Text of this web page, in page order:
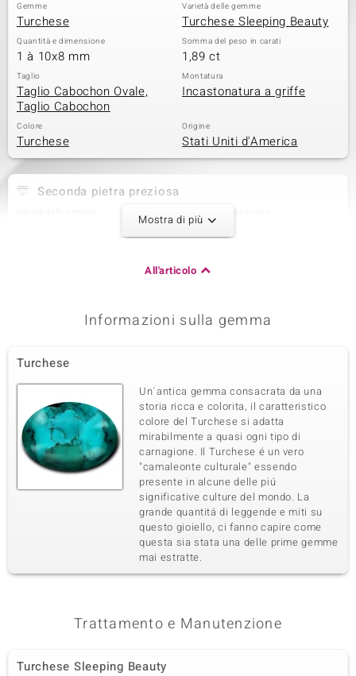
Gemme
Turchese
Varietà delle gemme
Turchese Sleeping Beauty
Quantità e dimensione
1 à 10x8 mm
Somma del peso in carati
1,89 ct
Taglio
Taglio Cabochon Ovale,
Taglio Cabochon
Montatura
Incastonatura a griffe
Colore
Turchese
Origine
Stati Uniti d'America
Seconda pietra preziosa
Quantità e dimensione
5 à 7x5 mm
Taglio Ovale
Varietà delle gemme
Spinello Nero
Somma del peso in carati
2,25 ct
Taglio
Taglio a cuore
Montatura
Incastonatura a griffe
Origine
Thailandia
Quarta pietra preziosa
Quantità e dimensione
21 à 1,5 mm
0,397 ct
Taglio
Taglio rotondo
Mostra di più
All'articolo
Informazioni sulla gemma
Turchese
Un´antica gemma consacrata da una
storia ricca e colorita, il caratteristico
colore del Turchese si adatta
mirabilmente a quasi ogni tipo di
carnagione. Il Turchese é un vero
"camaleonte culturale" essendo
presente in alcune delle piú
significative culture del mondo. La
grande quantitá di leggende e miti su
questo gioiello, ci fanno capire come
questa sia stata una delle prime gemme
mai estratte.
Trattamento e Manutenzione
Turchese Sleeping Beauty